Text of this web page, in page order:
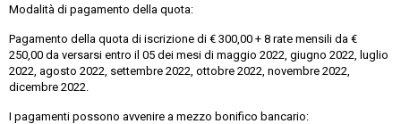
Modalità di pagamento della quota:
Pagamento della quota di iscrizione di € 300,00 + 8 rate mensili da €
250,00 da versarsi entro il 05 dei mesi di maggio 2022, giugno 2022, luglio
2022, agosto 2022, settembre 2022, ottobre 2022, novembre 2022,
dicembre 2022.
I pagamenti possono avvenire a mezzo bonifico bancario: